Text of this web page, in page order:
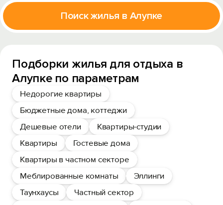
Поиск жилья в Алупке
Подборки жилья для отдыха в
Алупке по параметрам
Недорогие квартиры
Бюджетные дома, коттеджи
Дешевые отели
Квартиры-студии
Квартиры
Гостевые дома
Квартиры в частном секторе
Меблированные комнаты
Эллинги
Таунхаусы
Частный сектор